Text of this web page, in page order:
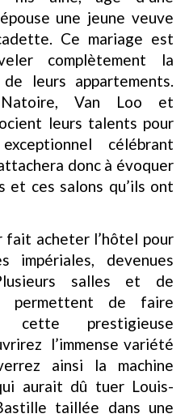
une jeune veuve
Ce mariage est
complètement la
leurs appartements.
Natoire, Van Loo et
leurs talents pour
célébrant
donc à évoquer
et ces salons qu’ils ont
fait acheter l’hôtel pour
impériales, devenues
salles et de
permettent de faire
cette prestigieuse
l’immense variété
ainsi la machine
aurait dû tuer Louis-
taillée dans une